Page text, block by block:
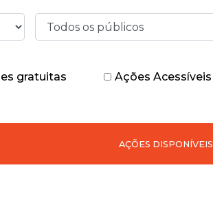
gratuitas Ações Acessíveis
AÇÕES DISPONÍVEIS